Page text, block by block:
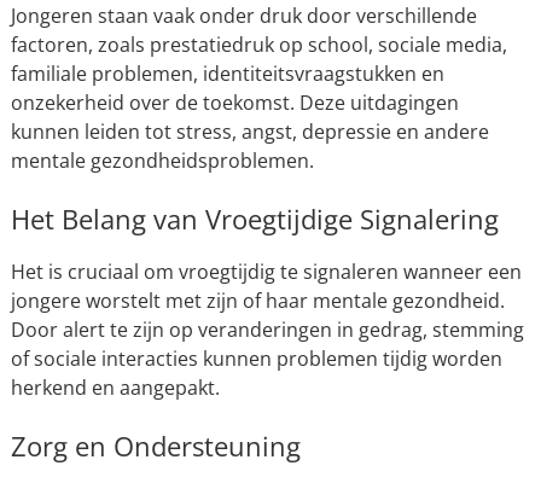
Jongeren staan vaak onder druk door verschillende
factoren, zoals prestatiedruk op school, sociale media,
familiale problemen, identiteitsvraagstukken en
onzekerheid over de toekomst. Deze uitdagingen
kunnen leiden tot stress, angst, depressie en andere
mentale gezondheidsproblemen.
Het Belang van Vroegtijdige Signalering
Het is cruciaal om vroegtijdig te signaleren wanneer een
jongere worstelt met zijn of haar mentale gezondheid.
Door alert te zijn op veranderingen in gedrag, stemming
of sociale interacties kunnen problemen tijdig worden
herkend en aangepakt.
Zorg en Ondersteuning